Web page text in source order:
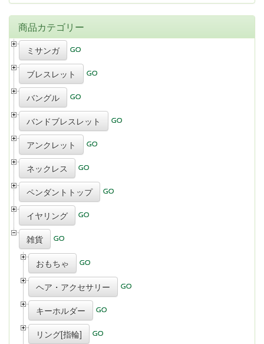
商品カテゴリー
ミサンガ
ブレスレット
バングル
バンドブレスレット
アンクレット
ネックレス
ペンダントトップ
イヤリング
雑貨
おもちゃ
ヘア・アクセサリー
キーホルダー
リング[指輪]